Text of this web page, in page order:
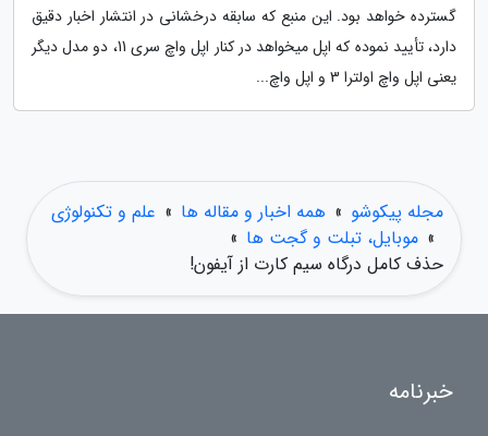
گسترده خواهد بود. این منبع که سابقه درخشانی در انتشار اخبار دقیق
دارد، تأیید نموده که اپل میخواهد در کنار اپل واچ سری 11، دو مدل دیگر
یعنی اپل واچ اولترا 3 و اپل واچ...
مجله پیکوشو » همه اخبار و مقاله ها » علم و تکنولوژی
» موبایل، تبلت و گجت ها »
حذف کامل درگاه سیم کارت از آیفون!
خبرنامه